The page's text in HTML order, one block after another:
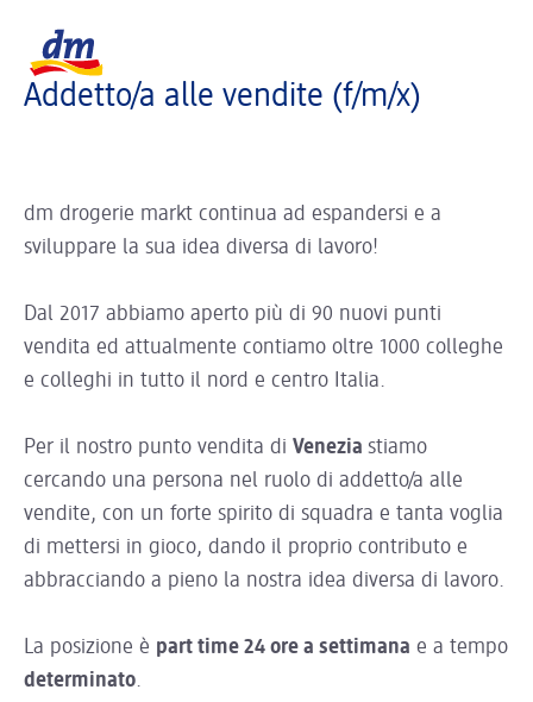
Addetto/a alle vendite (f/m/x)
dm drogerie markt continua ad espandersi e a
sviluppare la sua idea diversa di lavoro!
Dal 2017 abbiamo aperto più di 90 nuovi punti
vendita ed attualmente contiamo oltre 1000 colleghe
e colleghi in tutto il nord e centro Italia.
Per il nostro punto vendita di Venezia stiamo
cercando una persona nel ruolo di addetto/a alle
vendite, con un forte spirito di squadra e tanta voglia
di mettersi in gioco, dando il proprio contributo e
abbracciando a pieno la nostra idea diversa di lavoro.
La posizione è part time 24 ore a settimana e a tempo
determinato.